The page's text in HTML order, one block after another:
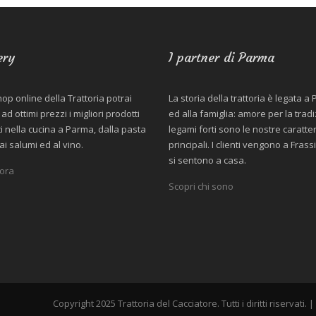
online della Trattoria potrai
ottimi prezzi i migliori prodotti
nella cucina a Parma, dalla pasta
salumi ed al vino.
I partner di Parma
La storia della trattoria è legata a
ed alla famiglia: amore per la
legami forti sono le nostre
principali. I clienti vengono a
si sentono a casa.
Scopri chi sono
Copyright 2025 Trattoria del Cacciatore. Tutti i diritti riservati. |